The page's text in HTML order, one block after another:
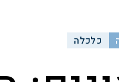
כלכלה